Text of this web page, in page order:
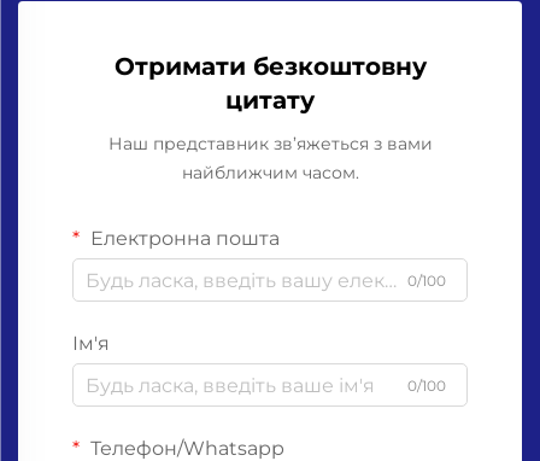
Отримати безкоштовну
цитату
Наш представник зв’яжеться з вами
найближчим часом.
Електронна пошта
0/100
Ім'я
0/100
Телефон/Whatsapp